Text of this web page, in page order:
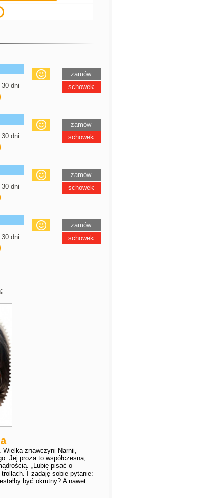
dni
zamów
schowek
dni
zamów
schowek
dni
zamów
schowek
dni
zamów
schowek
znawczyni Narnii,
Jej proza to współczesna,
„Lubię pisać o
I zadaję sobie pytanie:
być okrutny? A nawet